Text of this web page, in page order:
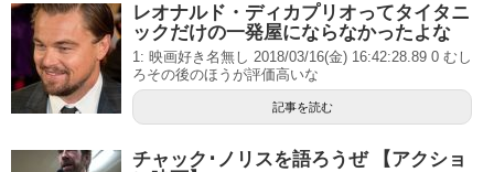
レオナルド・ディカプリオってタイタニ
ックだけの一発屋にならなかったよな
1: 映画好き名無し 2018/03/16(金) 16:42:28.89 0 むし
ろその後のほうが評価高いな
記事を読む
チャック･ノリスを語ろうぜ 【アクショ